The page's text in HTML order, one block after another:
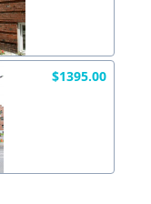
$1395.00